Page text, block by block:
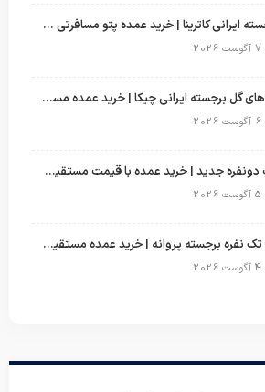
پتو گل برجسته ایرانی کاترینا | خرید عمده پتو مسافرتی با قیمت تولیدی
قیمت پتوهای گل برجسته ایرانی چیکا | خرید عمده مستقیم با سود بالا
پتو گلبافت دونفره جدید | خرید عمده با قیمت مستقیم و طرح‌های پرفروش بازار
قیمت پتو تک نفره برجسته پروانه | خرید عمده مستقیم با بهترین قیمت بازار